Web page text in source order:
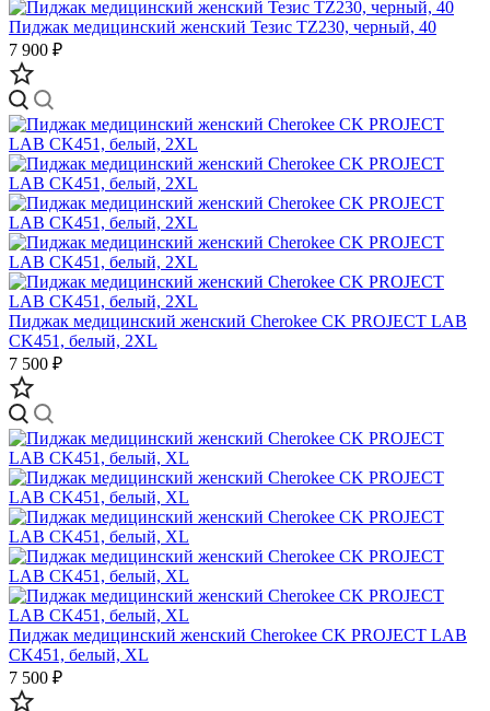
Пиджак медицинский женский Тезис TZ230, черный, 40
7 900 ₽
Пиджак медицинский женский Cherokee CK PROJECT LAB
CK451, белый, 2XL
7 500 ₽
Пиджак медицинский женский Cherokee CK PROJECT LAB
CK451, белый, XL
7 500 ₽